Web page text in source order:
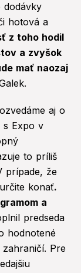
dodávky
hotová a
z toho hodil
a zvyšok
mať naozaj
aj o
s Expo v
to príliš
prípade, že
konať.
a
predseda
hodnotené
Pre